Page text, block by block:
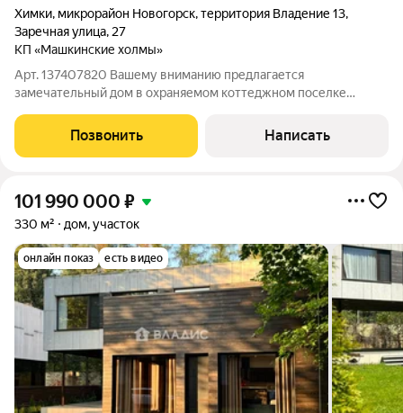
Химки, микрорайон Новогорск,территория Владение 13,
Заречная улица, 27
КП «Машкинские холмы»
Арт. 137407820 Вашему вниманию предлагается
замечательный дом в охраняемом коттеджном поселке
МКАД по Куркинскому шоссе. Камерная часть поселка, рядом
с сосновым лесом, где все дома построены
Позвонить Написать
101 990 000 ₽
330 м² дом, участок
онлайн показ есть видео